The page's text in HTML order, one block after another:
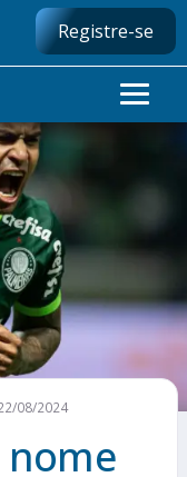
Registre-se
08/2024
nome